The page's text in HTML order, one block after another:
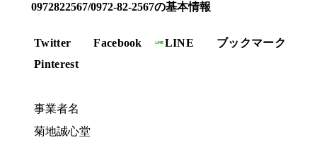
0972822567/0972-82-2567の基本情報
Twitter Facebook LINE
ブックマーク
Pinterest
事業者名
菊地誠心堂